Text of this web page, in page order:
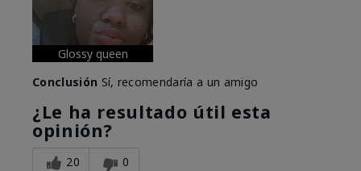
Glossy queen
Conclusión Sí, recomendaría a un amigo
¿Le ha resultado útil esta
opinión?
20 0